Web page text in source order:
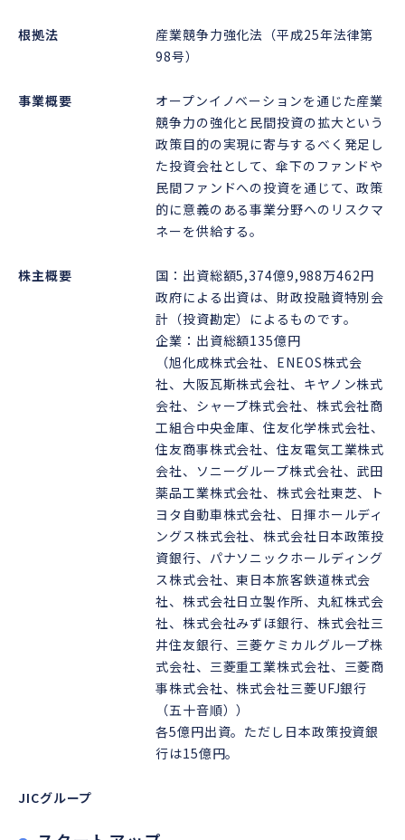
根拠法
産業競争力強化法（平成25年法律第
98号）
事業概要
オープンイノベーションを通じた産業
競争力の強化と民間投資の拡大という
政策目的の実現に寄与するべく発足し
た投資会社として、傘下のファンドや
民間ファンドへの投資を通じて、政策
的に意義のある事業分野へのリスクマ
ネーを供給する。
株主概要
国：出資総額5,374億9,988万462円
政府による出資は、財政投融資特別会
計（投資勘定）によるものです。
企業：出資総額135億円
（旭化成株式会社、ENEOS株式会
社、大阪瓦斯株式会社、キヤノン株式
会社、シャープ株式会社、株式会社商
工組合中央金庫、住友化学株式会社、
住友商事株式会社、住友電気工業株式
会社、ソニーグループ株式会社、武田
薬品工業株式会社、株式会社東芝、ト
ヨタ自動車株式会社、日揮ホールディ
ングス株式会社、株式会社日本政策投
資銀行、パナソニックホールディング
ス株式会社、東日本旅客鉄道株式会
社、株式会社日立製作所、丸紅株式会
社、株式会社みずほ銀行、株式会社三
井住友銀行、三菱ケミカルグループ株
式会社、三菱重工業株式会社、三菱商
事株式会社、株式会社三菱UFJ銀行
（五十音順））
各5億円出資。ただし日本政策投資銀
行は15億円。
JICグループ